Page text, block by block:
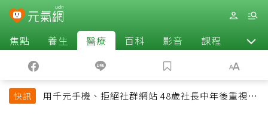
焦點 養生 醫療 百科 影音 課程 退休
快訊
用千元手機、拒絕社群網站 48歲社長中年後重視和